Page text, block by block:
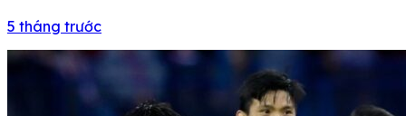
5 tháng trước